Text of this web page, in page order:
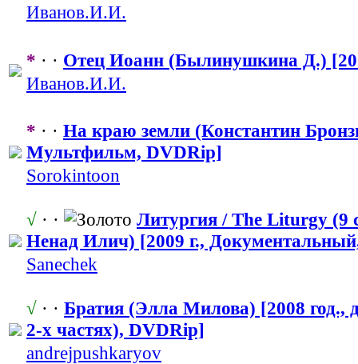
Иванов.И.И.
* · · Отец Иоанн (Былинушкина Д.)
Иванов.И.И.
* · · На краю земли (Константин
Мультфильм, DVDRip]
Sorokintoon
√ · ·
Литургия / The Liturgy (9
Ненад Илич) [2009 г., Документальн
Sanechek
√ · · Братия (Элла Милова) [2008 год.,
2-х частях), DVDRip]
andrejpushka​ryov